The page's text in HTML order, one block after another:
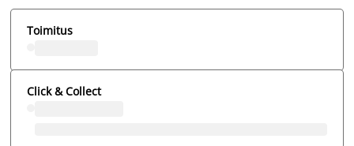
Toimitus
Click & Collect